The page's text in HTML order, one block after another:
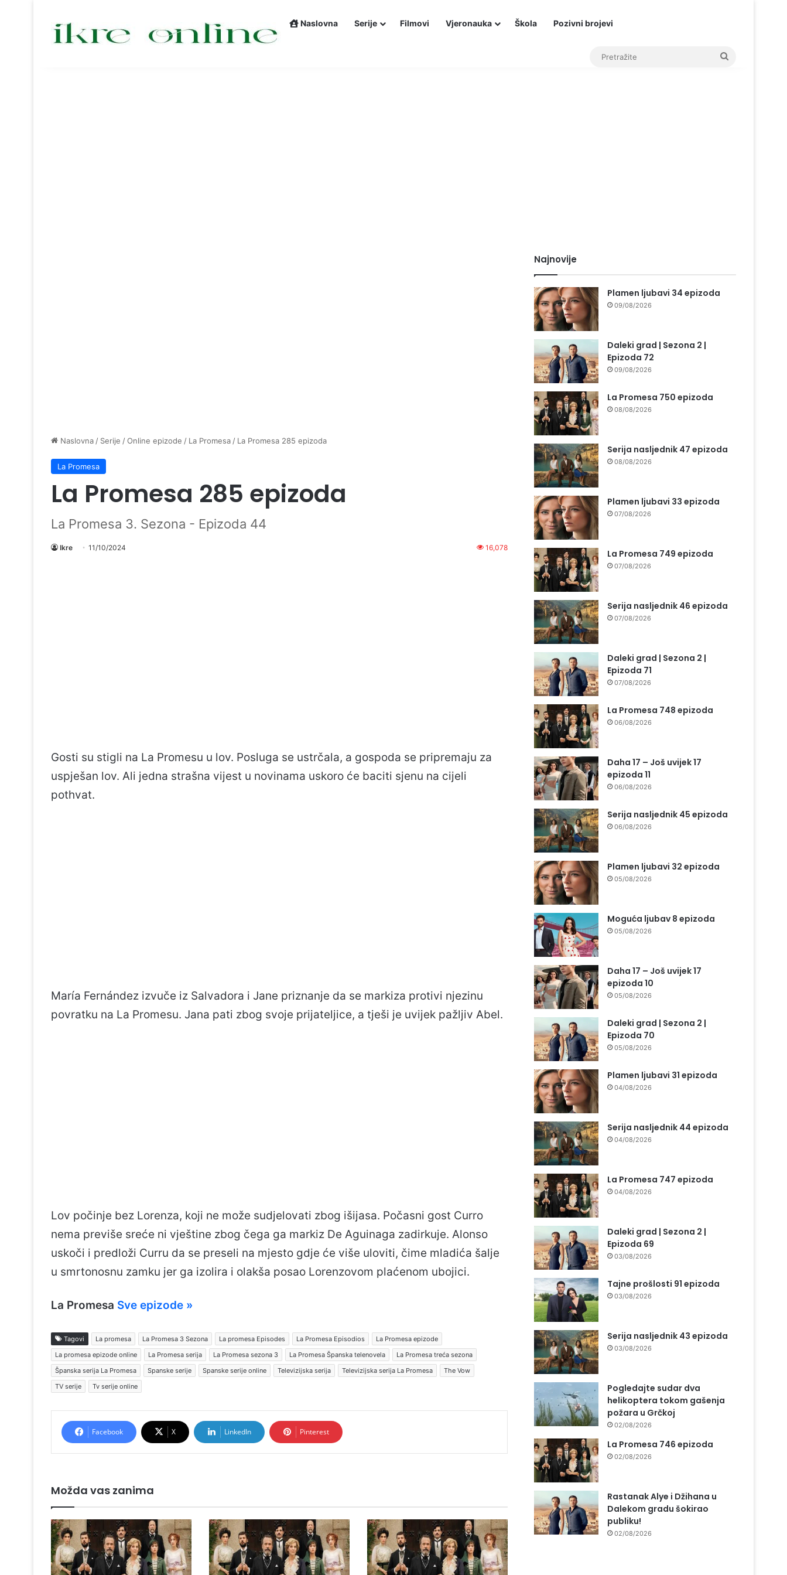
Naslovna Serije Filmovi Vjeronauka Škola Pozivni brojevi
Naslovna / Serije /Online epizode / La Promesa / La Promesa 285 epizoda
La Promesa
La Promesa 285 epizoda
La Promesa 3. Sezona - Epizoda 44
Ikre 11/10/2024 16,078
Gosti su stigli na La Promesu u lov. Posluga se ustrčala, a gospoda se pripremaju za
uspješan lov. Ali jedna strašna vijest u novinama uskoro će baciti sjenu na cijeli
pothvat.
María Fernández izvuče iz Salvadora i Jane priznanje da se markiza protivi njezinu
povratku na La Promesu. Jana pati zbog svoje prijateljice, a tješi je uvijek pažljiv Abel.
Lov počinje bez Lorenza, koji ne može sudjelovati zbog išijasa. Počasni gost Curro
nema previše sreće ni vještine zbog čega ga markiz De Aguinaga zadirkuje. Alonso
uskoči i predloži Curru da se preseli na mjesto gdje će više uloviti, čime mladića šalje
u smrtonosnu zamku jer ga izolira i olakša posao Lorenzovom plaćenom ubojici.
La Promesa Sve epizode »
Tagovi La promesa La Promesa 3 Sezona La promesa Episodes La Promesa Episodios
La Promesa epizode
La promesa epizode online
La Promesa serija La Promesa sezona 3 La Promesa Španska telenovela
La Promesa treća sezona
Španska serija La Promesa
Spanske serije Spanske serije online Televizijska serija Televizijska serija La Promesa
The Vow
TV serije
Tv serije online
Facebook X LinkedIn Pinterest
Možda vas zanima
Najnovije
Plamen ljubavi 34 epizoda
09/08/2026
Daleki grad | Sezona 2 |
Epizoda 72
09/08/2026
La Promesa 750 epizoda
08/08/2026
Serija nasljednik 47 epizoda
08/08/2026
Plamen ljubavi 33 epizoda
07/08/2026
La Promesa 749 epizoda
07/08/2026
Serija nasljednik 46 epizoda
07/08/2026
Daleki grad | Sezona 2 |
Epizoda 71
07/08/2026
La Promesa 748 epizoda
06/08/2026
Daha 17 – Još uvijek 17
epizoda 11
06/08/2026
Serija nasljednik 45 epizoda
06/08/2026
Plamen ljubavi 32 epizoda
05/08/2026
Moguća ljubav 8 epizoda
05/08/2026
Daha 17 – Još uvijek 17
epizoda 10
05/08/2026
Daleki grad | Sezona 2 |
Epizoda 70
05/08/2026
Plamen ljubavi 31 epizoda
04/08/2026
Serija nasljednik 44 epizoda
04/08/2026
La Promesa 747 epizoda
04/08/2026
Daleki grad | Sezona 2 |
Epizoda 69
03/08/2026
Tajne prošlosti 91 epizoda
03/08/2026
Serija nasljednik 43 epizoda
03/08/2026
Pogledajte sudar dva
helikoptera tokom gašenja
požara u Grčkoj
02/08/2026
La Promesa 746 epizoda
02/08/2026
Rastanak Alye i Džihana u
Dalekom gradu šokirao
publiku!
02/08/2026